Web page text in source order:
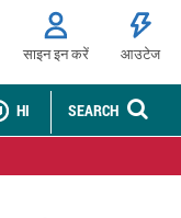
साइन इन करें आउटेज
SEARCH
HI